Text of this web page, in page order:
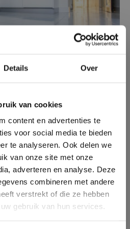
Details Over
van cookies
content en advertenties te
voor social media te bieden
te analyseren. Ook delen we
van onze site met onze
adverteren en analyse. Deze
combineren met andere
verstrekt of die ze hebben
gebruik van hun services.
en Moderne
keramiek in Breda
Look - Gezoet + Bianco
maakt
van cookies.
was deleted and is no
contact the website
cookies om de
te verbeteren. Door
van onze website geeft u
voor alle cookies in
met ons cookiebeleid.Lees
verder
ACCEPTEREN